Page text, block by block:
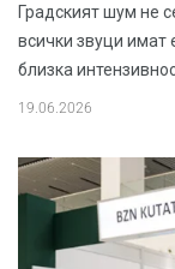
Градският шум не
всички звуци имат
близка
19.06.2026